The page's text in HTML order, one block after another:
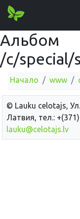
Альбом
/c/special/
Начало www
© Lauku сelotajs,
Латвия, тел.:
lauku@celotajs.lv